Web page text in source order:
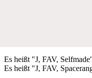
Es heißt "J, FAV,
Es heißt "J, FAV,